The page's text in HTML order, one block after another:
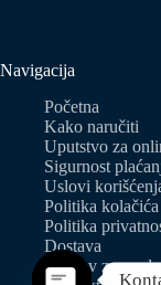
Navigacija
Početna
Kako naručiti
Uputstvo za
Sigurnost
Uslovi
Politika kolačića
Politika
Dostava
Zahtjev za